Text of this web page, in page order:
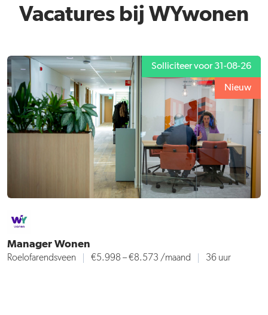
Vacatures bij WYwonen
Solliciteer voor 31-08-26
Nieuw
Manager Wonen
Roelofarendsveen €5.998 – €8.573 /maand 36 uur